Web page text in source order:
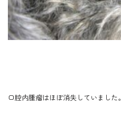
口腔内腫瘤はほぼ消失していました。